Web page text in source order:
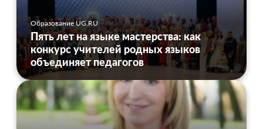
Образование UG.RU
Пять лет на языке мастерства: как
конкурс учителей родных языков
объединяет педагогов